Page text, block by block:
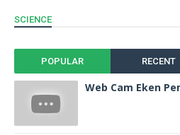
SCIENCE
POPULAR RECENT
Web Cam Eken